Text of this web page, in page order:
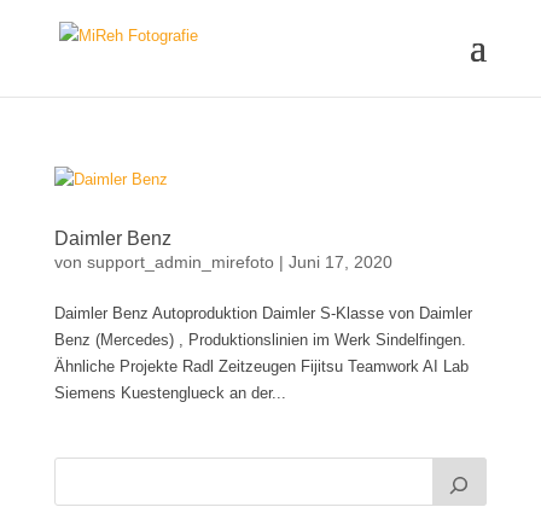
Daimler Benz
von support_admin_mirefoto| Juni 17, 2020
Daimler Benz Autoproduktion Daimler S-Klasse von Daimler
Benz (Mercedes) , Produktionslinien im Werk Sindelfingen.
Ähnliche Projekte Radl Zeitzeugen Fijitsu Teamwork AI Lab
Siemens Kuestenglueck an der...